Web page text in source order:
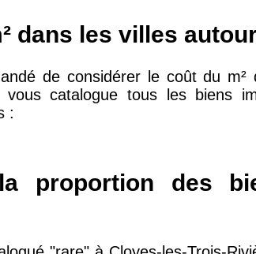
9 623 € 11 141 €
dans les villes
de considérer le coût du m²
catalogue tous les biens
:
proportion des